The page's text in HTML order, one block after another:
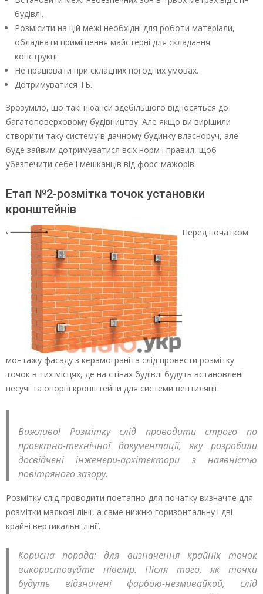
будівлі.
Розмісити на цій межі необхідні для роботи матеріали,
обладнати приміщення майстерні для складання
конструкції.
Не працювати при складних погодних умовах.
Дотримуватися ТБ.
Зрозуміло, що такі нюанси здебільшого відносяться до
багатоповерховому будівництву. Але якщо ви вирішили
створити таку систему в дачному будинку власноруч, але
буде зайвим дотримуватися всіх норм і правил, щоб
убезпечити себе і мешканців від форс-мажорів.
Етап №2-розмітка точок установки
кронштейнів
Перед початком
монтажу фасаду з керамограніта слід провести розмітку
точок в тих місцях, де на стінах будівлі будуть встановлені
несучі та опорні кронштейни для системи вентиляції.
Важливо! Розмітку слід проводити строго по
проектно-технічної документації, яку розробили
досвідчені інженери-архітектори з наявністю
повітряного зазору.
Розмітку слід проводити поетапно-для початку визначте для
розмітки маякові лінії, а саме нижню горизонтальну і дві
крайні вертикальні лінії.
Корисна порада: для визначення крайніх точок
використовуйте нівелір. Після того, як точки
будуть відзначені фарбою-незмивайкой, слід